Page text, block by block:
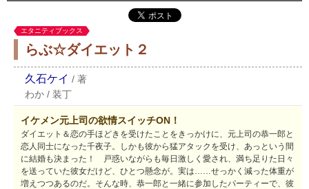
エタニティブックス
らぶ☆ダイエット２
久石ケイ / 著
わか / 装丁
イケメン元上司の欲情スイッチON！
ダイエット＆恋の手ほどきを受けたことをきっかけに、元上司の恭一郎と
恋人同士になった千夜子。しかも彼から猛アタックを受け、あっという間
に結婚も決まった！ 戸惑いながらも毎日激しく愛され、満ち足りた日々
を送っていた彼女だけど、ひとつ懸念が。実は……せっかく減った体重が
増えつつあるのだ。そんな時、恭一郎と一緒に参加したパーティーで、彼